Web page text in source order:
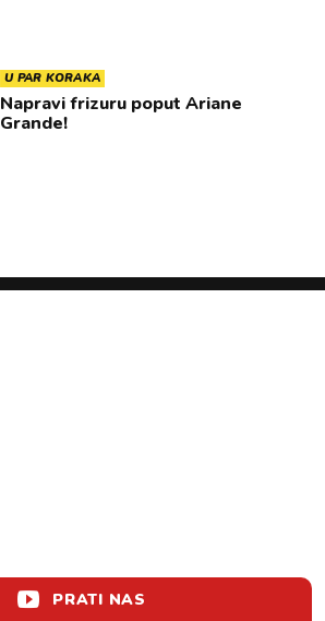
U PAR KORAKA
Napravi frizuru poput Ariane
Grande!
PRATI NAS